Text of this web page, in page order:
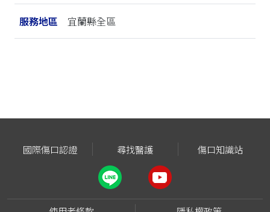
服務地區 宜蘭縣全區
國際傷口認證 尋找醫護 傷口知識站